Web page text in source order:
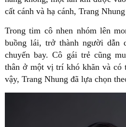
cất cánh và hạ cánh, Trang
Trong tim cô nhen nhóm lên
buồng lái, trở thành người dẫn
chuyến bay. Cô gái trẻ cũng
thân ở một vị trí khó khăn và có
vậy, Trang Nhung đã lựa chọn